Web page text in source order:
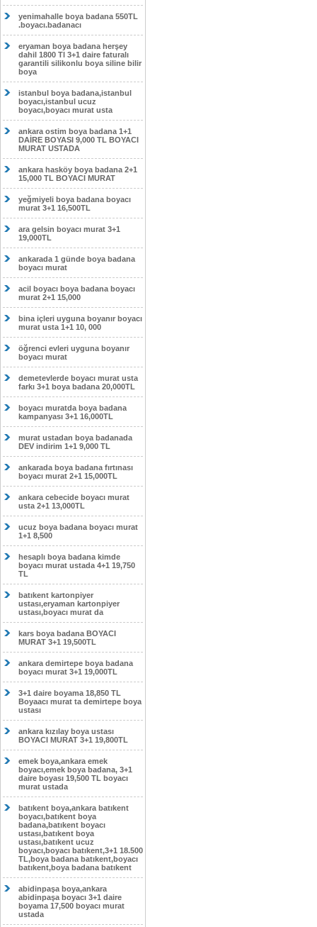
yenimahalle boya badana 550TL
.boyacı.badanacı
eryaman boya badana herşey
dahil 1800 Tl 3+1 daire faturalı
garantili silikonlu boya siline bilir
boya
istanbul boya badana,istanbul
boyacı,istanbul ucuz
boyacı,boyacı murat usta
ankara ostim boya badana 1+1
DAİRE BOYASI 9,000 TL BOYACI
MURAT USTADA
ankara hasköy boya badana 2+1
15,000 TL BOYACI MURAT
yeğmiyeli boya badana boyacı
murat 3+1 16,500TL
ara gelsin boyacı murat 3+1
19,000TL
ankarada 1 günde boya badana
boyacı murat
acil boyacı boya badana boyacı
murat 2+1 15,000
bina içleri uyguna boyanır boyacı
murat usta 1+1 10, 000
öğrenci evleri uyguna boyanır
boyacı murat
demetevlerde boyacı murat usta
farkı 3+1 boya badana 20,000TL
boyacı muratda boya badana
kampanyası 3+1 16,000TL
murat ustadan boya badanada
DEV indirim 1+1 9,000 TL
ankarada boya badana fırtınası
boyacı murat 2+1 15,000TL
ankara cebecide boyacı murat
usta 2+1 13,000TL
ucuz boya badana boyacı murat
1+1 8,500
hesaplı boya badana kimde
boyacı murat ustada 4+1 19,750
TL
batıkent kartonpiyer
ustası,eryaman kartonpiyer
ustası,boyacı murat da
kars boya badana BOYACI
MURAT 3+1 19,500TL
ankara demirtepe boya badana
boyacı murat 3+1 19,000TL
3+1 daire boyama 18,850 TL
Boyaacı murat ta demirtepe boya
ustası
ankara kızılay boya ustası
BOYACI MURAT 3+1 19,800TL
emek boya,ankara emek
boyacı,emek boya badana, 3+1
daire boyası 19,500 TL boyacı
murat ustada
batıkent boya,ankara batıkent
boyacı,batıkent boya
badana,batıkent boyacı
ustası,batıkent boya
ustası,batıkent ucuz
boyacı,boyacı batıkent,3+1 18.500
TL,boya badana batıkent,boyacı
batıkent,boya badana batıkent
abidinpaşa boya,ankara
abidinpaşa boyacı 3+1 daire
boyama 17,500 boyacı murat
ustada